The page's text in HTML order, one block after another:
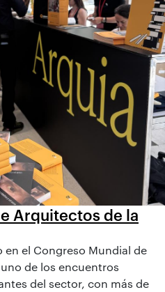
Arquitectos de la
en el Congreso Mundial de
de los encuentros
del sector, con más de